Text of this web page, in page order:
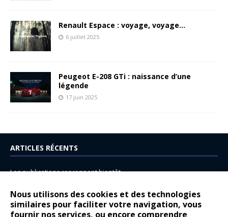
Nous utilisons des cookies et des technologies
similaires pour faciliter votre navigation, vous
fournir nos services, ou encore comprendre
Renault Espace : voyage, voyage…
6 juillet 2025
Peugeot E-208 GTi : naissance d’une
légende
17 juin 2025
ARTICLES RÉCENTS
Les publications reprennent bientôt…
14 juillet : nouveau film de marque pour Citroën